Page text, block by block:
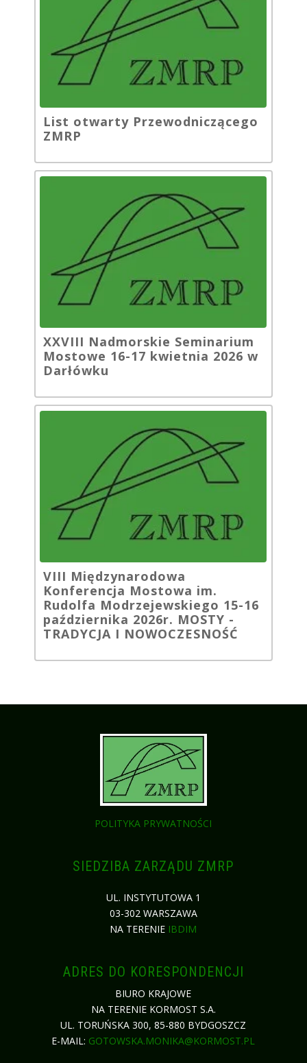
List otwarty Przewodniczącego
ZMRP
XXVIII Nadmorskie Seminarium
Mostowe 16-17 kwietnia 2026 w
Darłówku
VIII Międzynarodowa
Konferencja Mostowa im.
Rudolfa Modrzejewskiego 15-16
października 2026r. MOSTY -
TRADYCJA I NOWOCZESNOŚĆ
POLITYKA PRYWATNOŚCI
SIEDZIBA ZARZĄDU ZMRP
UL. INSTYTUTOWA 1
03-302 WARSZAWA
NA TERENIE IBDIM
ADRES DO KORESPONDENCJI
BIURO KRAJOWE
NA TERENIE KORMOST S.A.
UL. TORUŃSKA 300, 85-880 BYDGOSZCZ
E-MAIL: GOTOWSKA.MONIKA@KORMOST.PL